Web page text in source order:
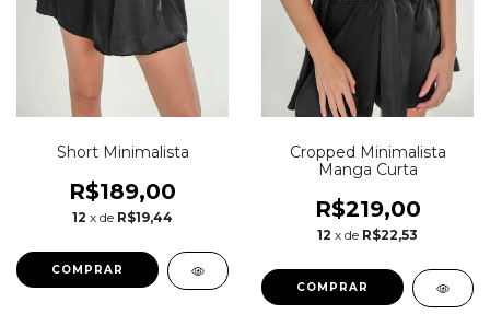
Short Minimalista
R$189,00
12 x de R$19,44
COMPRAR
Cropped Minimalista
Manga Curta
R$219,00
12 x de R$22,53
COMPRAR